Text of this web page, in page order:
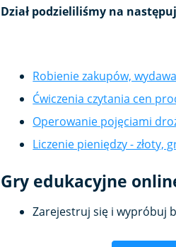
Dział podzieliliśmy na
Robienie zakupów,
Ćwiczenia czytania cen
Operowanie pojęciami
Liczenie pieniędzy - złoty,
Gry edukacyjne
Zarejestruj się i wypróbuj